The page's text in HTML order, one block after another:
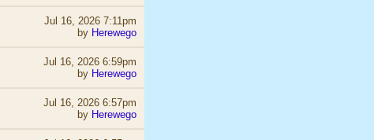
Jul 16, 2026 7:11pm
by Herewego
Jul 16, 2026 6:59pm
by Herewego
Jul 16, 2026 6:57pm
by Herewego